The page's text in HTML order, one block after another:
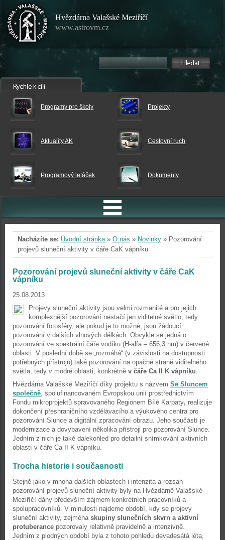
Hvězdárna Valašské Meziříčí
www.astrovm.cz
Programy pro školy Projekty
Aktuality AK Cestovní ruch
Programový letáček Dokumenty
Nacházíte se: Úvodní stránka» O nás » Novinky » Pozorování
projevů sluneční aktivity v čáře CaK vápníku
Pozorování projevů sluneční aktivity v čáře CaK
vápníku
25.08.2013
Projevy sluneční aktivity jsou velmi rozmanité a pro jejich
komplexnější pozorování nestačí jen viditelné světlo, tedy
pozorování fotosféry, ale pokud je to možné, jsou žádoucí
pozorování v dalších vlnových délkách. Obvykle se jedná o
pozorování ve spektrální čáře vodíku (H-alfa – 656,3 nm) v červené
oblasti. V poslední době se „rozmáhá“ (v závislosti na dostupnosti
potřebných přístrojů) také pozorování na opačné straně viditelného
světla, tedy v modré oblasti, konkrétně v čáře Ca II K vápníku.
Hvězdárna Valašské Meziříčí díky projektu s názvem Se Sluncem
společně, spolufinancovaném Evropskou unií prostřednictvím
Fondu mikroprojektů spravovaného Regionem Bílé Karpaty, realizuje
dokončení přeshraničního vzdělávacího a výukového centra pro
pozorování Slunce a digitální zpracování obrazu. Jeho součástí je
modernizace a dovybavení několika přístroji pro pozorování Slunce.
Jedním z nich je také dalekohled pro detailní snímkování aktivních
oblastí v čáře Ca II K vápníku.
Trocha historie i současnosti
Stejně jako v mnoha dalších oblastech i intenzita a rozsah
pozorování projevů sluneční aktivity byly na Hvězdárně Valašské
Meziříčí dány především zájmem konkrétních pracovníků a
spolupracovníků. V minulosti najdeme období, kdy se projevy
sluneční aktivity, zejména skupiny slunečních skvrn a aktivní
protuberance pozorovaly relativně pravidelně a intenzivně.
Jedním z plodných období byla z tohoto pohledu devadesátá léta,